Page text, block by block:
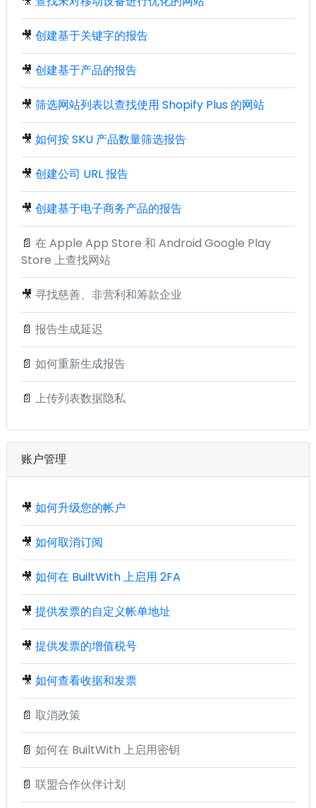
🎥 创建基于关键字的报告
🎥 创建基于产品的报告
🎥 筛选网站列表以查找使用 Shopify Plus 的网站
🎥 如何按 SKU 产品数量筛选报告
🎥 创建公司 URL 报告
🎥 创建基于电子商务产品的报告
📄 在 Apple App Store 和 Android Google Play
Store 上查找网站
🎥 寻找慈善、非营利和筹款企业
📄 报告生成延迟
📄 如何重新生成报告
📄 上传列表数据隐私
账户管理
🎥 如何升级您的帐户
🎥 如何取消订阅
🎥 如何在 BuiltWith 上启用 2FA
🎥 提供发票的自定义帐单地址
🎥 提供发票的增值税号
🎥 如何查看收据和发票
📄 取消政策
📄 如何在 BuiltWith 上启用密钥
📄 联盟合作伙伴计划